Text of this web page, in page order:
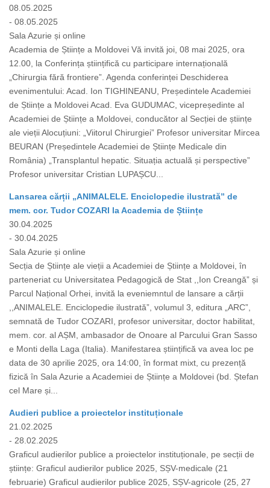
08.05.2025
- 08.05.2025
Sala Azurie și online
Academia de Științe a Moldovei Vă invită joi, 08 mai 2025, ora
12.00, la Conferința științifică cu participare internațională
„Chirurgia fără frontiere”. Agenda conferinței Deschiderea
evenimentului: Acad. Ion TIGHINEANU, Președintele Academiei
de Științe a Moldovei Acad. Eva GUDUMAC, vicepreședinte al
Academiei de Științe a Moldovei, conducător al Secției de științe
ale vieții Alocuțiuni: „Viitorul Chirurgiei” Profesor universitar Mircea
BEURAN (Președintele Academiei de Științe Medicale din
România) „Transplantul hepatic. Situația actuală și perspective”
Profesor universitar Cristian LUPAȘCU...
Lansarea cărții „ANIMALELE. Enciclopedie ilustrată” de
mem. cor. Tudor COZARI la Academia de Științe
30.04.2025
- 30.04.2025
Sala Azurie și online
Secția de Științe ale vieții a Academiei de Științe a Moldovei, în
parteneriat cu Universitatea Pedagogică de Stat ,,Ion Creangă” și
Parcul Național Orhei, invită la eveniemntul de lansare a cărții
,,ANIMALELE. Enciclopedie ilustrată”, volumul 3, editura „ARC”,
semnată de Tudor COZARI, profesor universitar, doctor habilitat,
mem. cor. al AȘM, ambasador de Onoare al Parcului Gran Sasso
e Monti della Laga (Italia). Manifestarea științifică va avea loc pe
data de 30 aprilie 2025, ora 14:00, în format mixt, cu prezență
fizică în Sala Azurie a Academiei de Științe a Moldovei (bd. Ștefan
cel Mare și...
Audieri publice a proiectelor instituționale
21.02.2025
- 28.02.2025
Graficul audierilor publice a proiectelor instituționale, pe secții de
științe: Graficul audierilor publice 2025, SȘV-medicale (21
februarie) Graficul audierilor publice 2025, SȘV-agricole (25, 27